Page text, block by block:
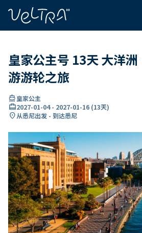
皇家公主号 13天 大洋
游游轮之旅
directions_boat皇家公主
card_travel2027-01-04- 2027-01-16 (13天)
location_on从悉尼出发 - 到达悉尼